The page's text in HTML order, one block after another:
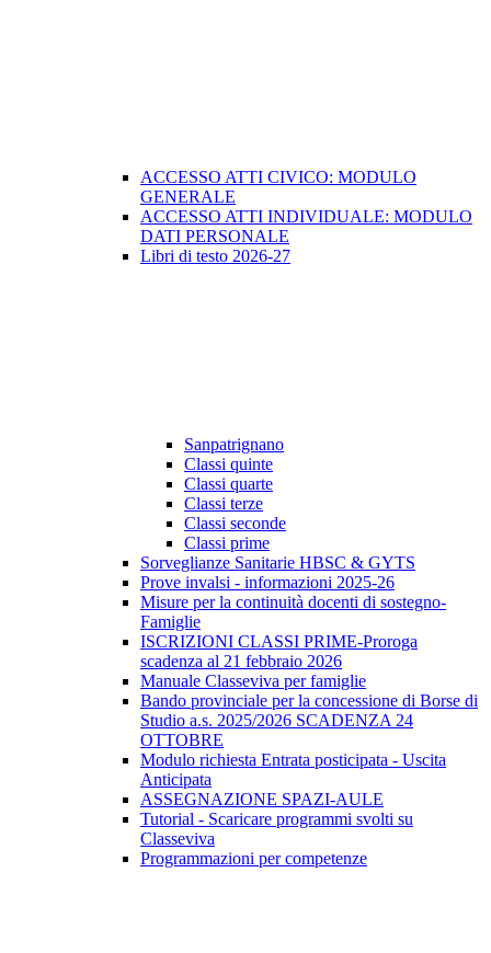
ACCESSO ATTI CIVICO: MODULO
GENERALE
ACCESSO ATTI INDIVIDUALE: MODULO
DATI PERSONALE
Libri di testo 2026-27
Sanpatrignano
Classi quinte
Classi quarte
Classi terze
Classi seconde
Classi prime
Sorveglianze Sanitarie HBSC & GYTS
Prove invalsi - informazioni 2025-26
Misure per la continuità docenti di sostegno-
Famiglie
ISCRIZIONI CLASSI PRIME-Proroga
scadenza al 21 febbraio 2026
Manuale Classeviva per famiglie
Bando provinciale per la concessione di Borse di
Studio a.s. 2025/2026 SCADENZA 24
OTTOBRE
Modulo richiesta Entrata posticipata - Uscita
Anticipata
ASSEGNAZIONE SPAZI-AULE
Tutorial - Scaricare programmi svolti su
Classeviva
Programmazioni per competenze